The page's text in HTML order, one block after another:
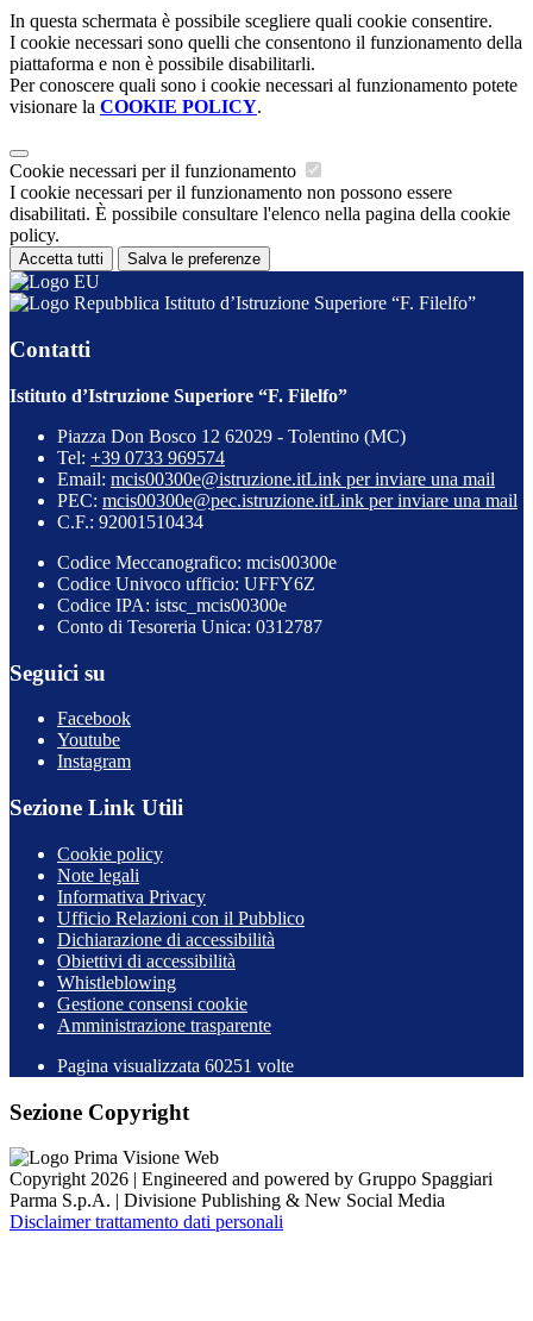
In questa schermata è possibile scegliere quali cookie consentire.
I cookie necessari sono quelli che consentono il funzionamento della
piattaforma e non è possibile disabilitarli.
Per conoscere quali sono i cookie necessari al funzionamento potete
visionare la COOKIE POLICY.
Cookie necessari per il funzionamento
I cookie necessari per il funzionamento non possono essere
disabilitati. È possibile consultare l'elenco nella pagina della cookie
policy.
Accetta tutti Salva le preferenze
Istituto d’Istruzione Superiore “F. Filelfo”
Contatti
Istituto d’Istruzione Superiore “F. Filelfo”
Piazza Don Bosco 12 62029 - Tolentino (MC)
Tel: +39 0733 969574
Email: mcis00300e@istruzione.itLink per inviare una mail
PEC: mcis00300e@pec.istruzione.itLink per inviare una mail
C.F.: 92001510434
Codice Meccanografico: mcis00300e
Codice Univoco ufficio: UFFY6Z
Codice IPA: istsc_mcis00300e
Conto di Tesoreria Unica: 0312787
Seguici su
Facebook
Youtube
Instagram
Sezione Link Utili
Cookie policy
Note legali
Informativa Privacy
Ufficio Relazioni con il Pubblico
Dichiarazione di accessibilità
Obiettivi di accessibilità
Whistleblowing
Gestione consensi cookie
Amministrazione trasparente
Pagina visualizzata 60251 volte
Sezione Copyright
Copyright 2026 | Engineered and powered by Gruppo Spaggiari
Parma S.p.A. | Divisione Publishing & New Social Media
Disclaimer trattamento dati personali